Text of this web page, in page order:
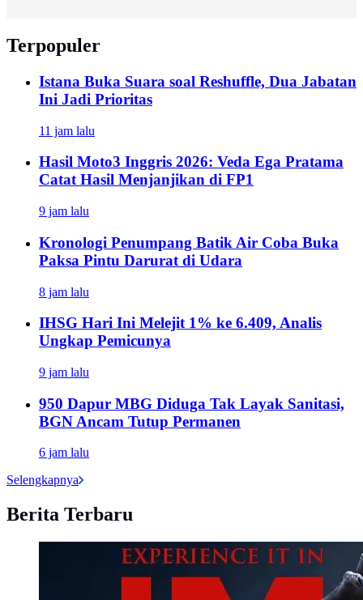
Terpopuler
Istana Buka Suara soal Reshuffle, Dua Jabatan
Ini Jadi Prioritas
11 jam lalu
Hasil Moto3 Inggris 2026: Veda Ega Pratama
Catat Hasil Menjanjikan di FP1
9 jam lalu
Kronologi Penumpang Batik Air Coba Buka
Paksa Pintu Darurat di Udara
8 jam lalu
IHSG Hari Ini Melejit 1% ke 6.409, Analis
Ungkap Pemicunya
9 jam lalu
950 Dapur MBG Diduga Tak Layak Sanitasi,
BGN Ancam Tutup Permanen
6 jam lalu
Selengkapnya
Berita Terbaru